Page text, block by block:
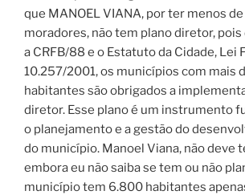
que MANOEL VIANA, por ter menos
moradores, não tem plano diretor, pois
a CRFB/88 e o Estatuto da Cidade, Lei
10.257/2001, os municípios com mais
habitantes são obrigados a
diretor. Esse plano é um instrumento
o planejamento e a gestão do
do município. Manoel Viana, não deve
embora eu não saiba se tem ou não
município tem 6.800 habitantes